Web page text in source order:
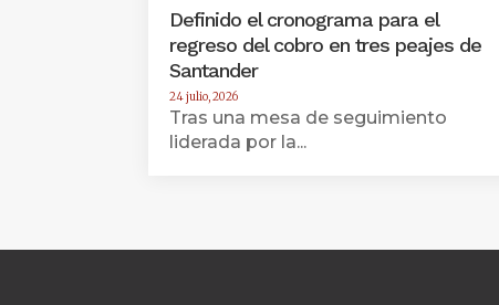
Definido el cronograma para el
regreso del cobro en tres peajes de
Santander
24 julio, 2026
Tras una mesa de seguimiento
liderada por la...